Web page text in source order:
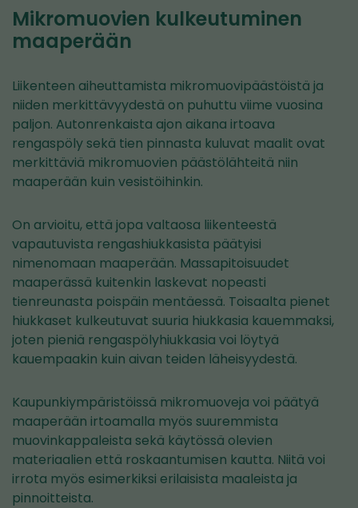
Mikromuovien kulkeutuminen
maaperään
Liikenteen aiheuttamista mikromuovipäästöistä ja
niiden merkittävyydestä on puhuttu viime vuosina
paljon. Autonrenkaista ajon aikana irtoava
rengaspöly sekä tien pinnasta kuluvat maalit ovat
merkittäviä mikromuovien päästölähteitä niin
maaperään kuin vesistöihinkin.
On arvioitu, että jopa valtaosa liikenteestä
vapautuvista rengashiukkasista päätyisi
nimenomaan maaperään. Massapitoisuudet
maaperässä kuitenkin laskevat nopeasti
tienreunasta poispäin mentäessä. Toisaalta pienet
hiukkaset kulkeutuvat suuria hiukkasia kauemmaksi,
joten pieniä rengaspölyhiukkasia voi löytyä
kauempaakin kuin aivan teiden läheisyydestä.
Kaupunkiympäristöissä mikromuoveja voi päätyä
maaperään irtoamalla myös suuremmista
muovinkappaleista sekä käytössä olevien
materiaalien että roskaantumisen kautta. Niitä voi
irrota myös esimerkiksi erilaisista maaleista ja
pinnoitteista.